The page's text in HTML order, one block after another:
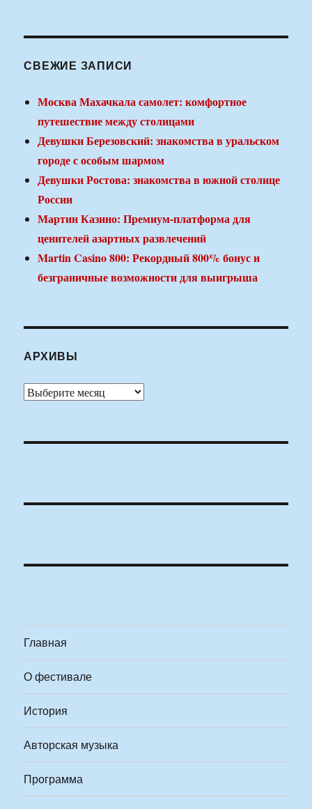
СВЕЖИЕ ЗАПИСИ
Москва Махачкала самолет: комфортное
путешествие между столицами
Девушки Березовский: знакомства в уральском
городе с особым шармом
Девушки Ростова: знакомства в южной столице
России
Мартин Казино: Премиум-платформа для
ценителей азартных развлечений
Martin Casino 800: Рекордный 800% бонус и
безграничные возможности для выигрыша
АРХИВЫ
Архивы
Главная
О фестивале
История
Авторская музыка
Программа